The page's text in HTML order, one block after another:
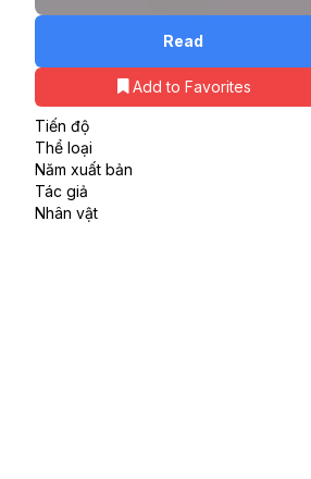
Read
Add to Favorites
Tiến độ
Thể loại
Năm xuất bản
Tác giả
Nhân vật